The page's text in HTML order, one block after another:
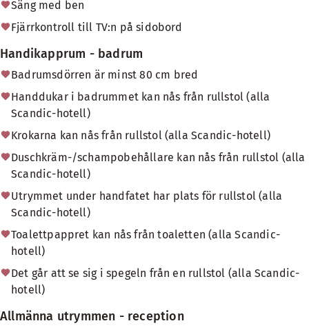
Säng med ben
Fjärrkontroll till TV:n på sidobord
Handikapprum - badrum
Badrumsdörren är minst 80 cm bred
Handdukar i badrummet kan nås från rullstol (alla
Scandic-hotell)
Krokarna kan nås från rullstol (alla Scandic-hotell)
Duschkräm-/schampobehållare kan nås från rullstol (alla
Scandic-hotell)
Utrymmet under handfatet har plats för rullstol (alla
Scandic-hotell)
Toalettpappret kan nås från toaletten (alla Scandic-
hotell)
Det går att se sig i spegeln från en rullstol (alla Scandic-
hotell)
Allmänna utrymmen - reception